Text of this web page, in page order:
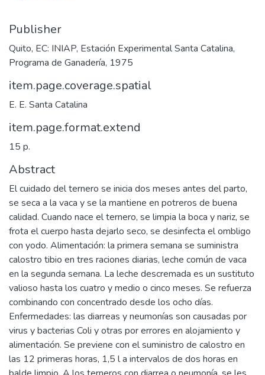
Publisher
Quito, EC: INIAP, Estación Experimental Santa Catalina,
Programa de Ganadería, 1975
item.page.coverage.spatial
E. E. Santa Catalina
item.page.format.extend
15 p.
Abstract
El cuidado del ternero se inicia dos meses antes del parto,
se seca a la vaca y se la mantiene en potreros de buena
calidad. Cuando nace el ternero, se limpia la boca y nariz, se
frota el cuerpo hasta dejarlo seco, se desinfecta el ombligo
con yodo. Alimentación: la primera semana se suministra
calostro tibio en tres raciones diarias, leche común de vaca
en la segunda semana. La leche descremada es un sustituto
valioso hasta los cuatro y medio o cinco meses. Se refuerza
combinando con concentrado desde los ocho días.
Enfermedades: las diarreas y neumonías son causadas por
virus y bacterias Coli y otras por errores en alojamiento y
alimentación. Se previene con el suministro de calostro en
las 12 primeras horas, 1,5 l a intervalos de dos horas en